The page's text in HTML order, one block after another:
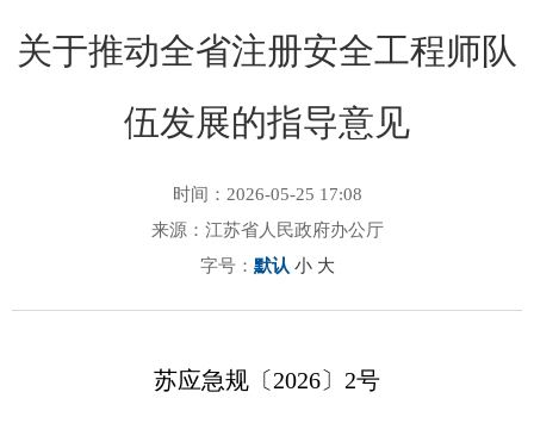
关于推动全省注册安全工程师队
伍发展的指导意见
时间：2026-05-25 17:08
来源：江苏省人民政府办公厅
字号： 默认 小 大
苏应急规〔2026〕2号